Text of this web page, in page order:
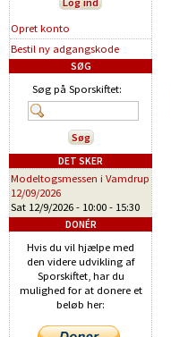
Opret konto
Bestil ny adgangskode
SØG
Søg på Sporskiftet:
DET SKER
Modeltogsmessen i Vamdrup
12/09/2026
Sat 12/9/2026 - 10:00 - 15:30
DONÉR
Hvis du vil hjælpe med
den videre udvikling af
Sporskiftet, har du
mulighed for at donere et
beløb her: